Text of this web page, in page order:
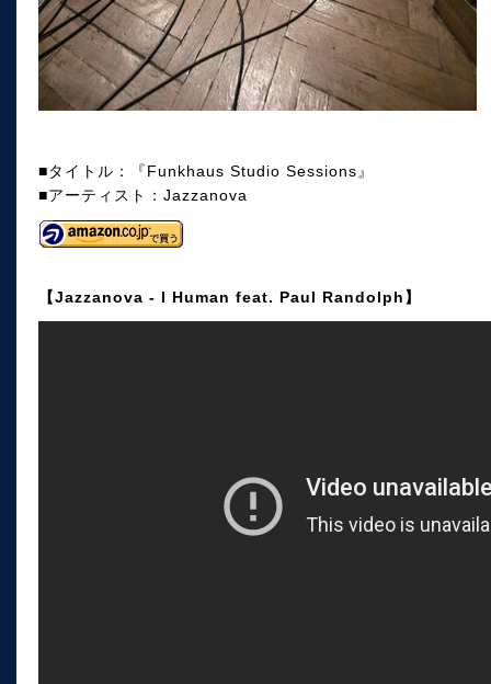
■タイトル：『Funkhaus Studio Sessions』
■アーティスト：Jazzanova
【Jazzanova - I Human feat. Paul Randolph】